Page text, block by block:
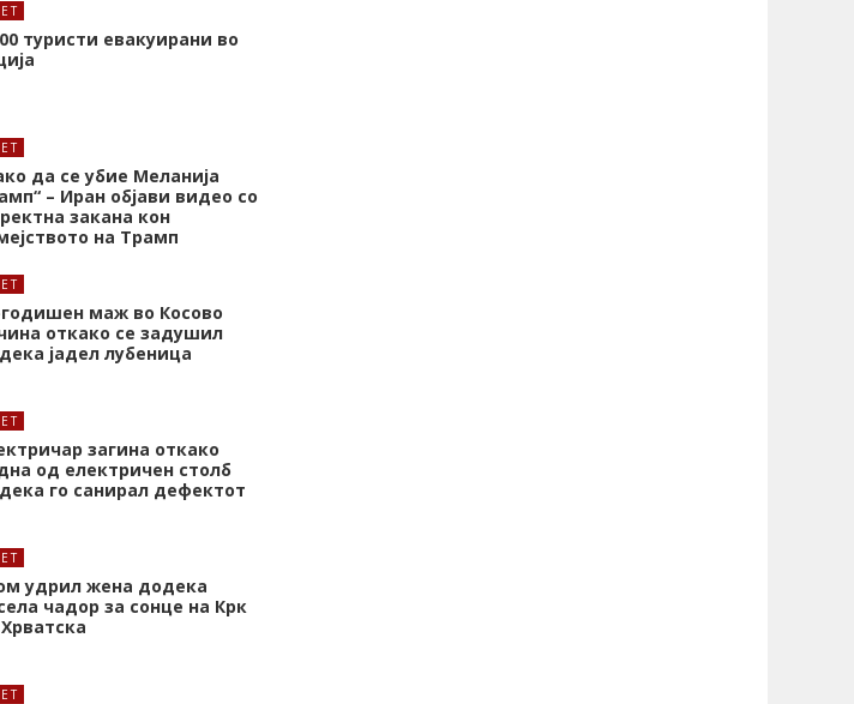
туристи евакуирани во
да се убие Меланија
– Иран објави видео со
закана кон
на Трамп
маж во Косово
откако се задушил
јадел лубеница
загина откако
од електричен столб
го санирал дефектот
удрил жена додека
чадор за сонце на Крк